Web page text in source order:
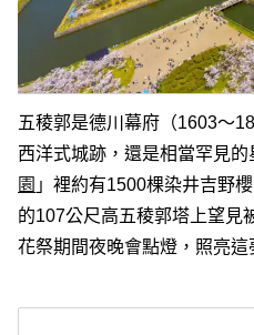
五稜郭是德川幕府（1603～
西洋式城跡，還是相當罕見的
園 」裡約有1500棵染井吉野
的107公尺高五稜郭塔上望見
花祭期間夜晚會點燈，照亮這